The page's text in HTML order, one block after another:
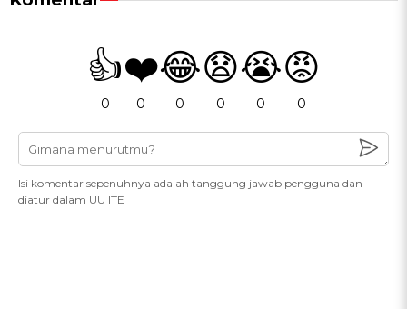
👍
0
❤️
0
😂
0
😧
0
😭
0
😡
0
Isi komentar sepenuhnya adalah tanggung jawab pengguna dan
diatur dalam UU ITE